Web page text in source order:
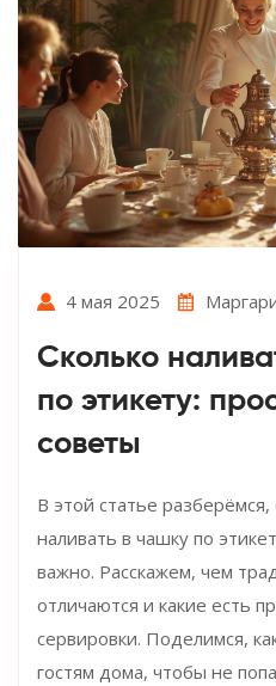
4 мая 2025
Сколько
по этикету:
советы
В этой статье разберёмся,
наливать в чашку по
важно. Расскажем, чем
отличаются и какие есть
сервировки. Поделимся,
гостям дома, чтобы не